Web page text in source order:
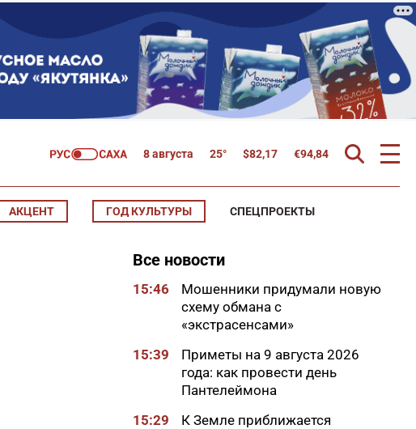
8 августа 25° $82,17 €94,84
АКЦЕНТ ГОД КУЛЬТУРЫ СПЕЦПРОЕКТЫ
Все новости
15:46
Мошенники придумали новую
схему обмана с
«экстрасенсами»
15:39
Приметы на 9 августа 2026
года: как провести день
Пантелеймона
15:29
К Земле приближается